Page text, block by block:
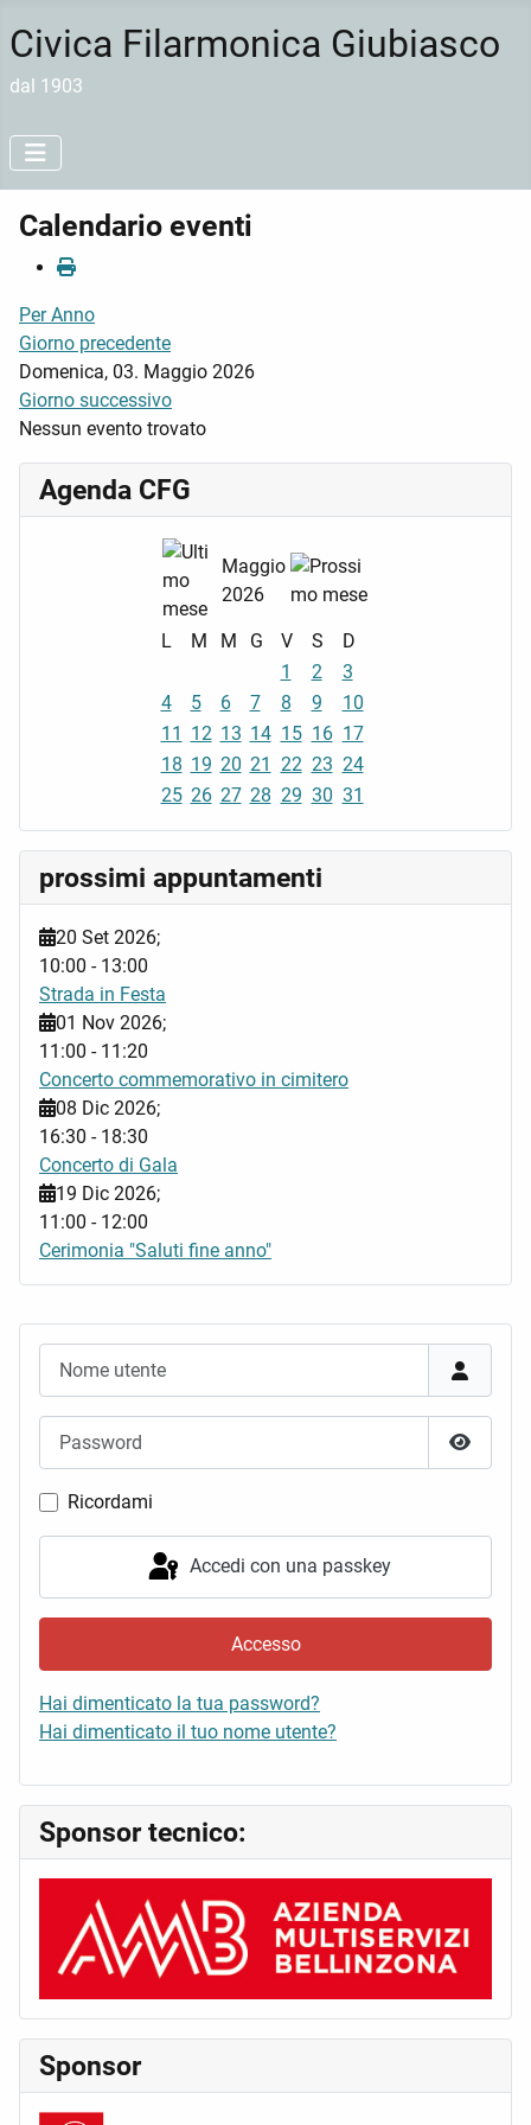
Civica Filarmonica Giubiasco
dal 1903
Mostra
Ricordami
Accedi con una passkey
Accesso
Hai dimenticato la tua password?
Hai dimenticato il tuo nome utente?
Sponsor tecnico:
Sponsor
Calendario eventi
Per Anno
Giorno precedente
Domenica, 03. Maggio 2026
Giorno successivo
Nessun evento trovato
Agenda CFG
Maggio
2026
L M M G V S
D
1
2
3
4
5 6 7 8 9
10
11 12 13 14 15 16 17
18 19 20 21 22 23 24
25 26 27 28 29 30 31
prossimi appuntamenti
20 Set 2026;
10:00 - 13:00
Strada in Festa
01 Nov 2026;
11:00 - 11:20
Concerto commemorativo in cimitero
08 Dic 2026;
16:30 - 18:30
Concerto di Gala
19 Dic 2026;
11:00 - 12:00
Cerimonia "Saluti fine anno"